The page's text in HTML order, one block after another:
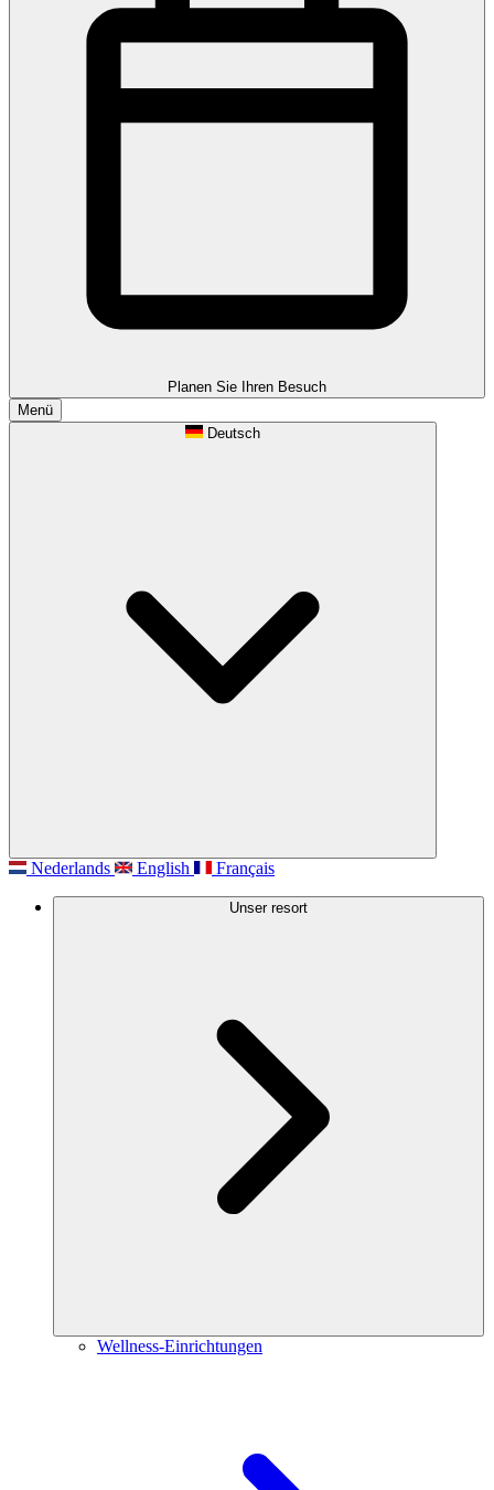
Planen Sie Ihren Besuch
Menü
Deutsch
Nederlands English Français
Unser resort
Wellness-Einrichtungen